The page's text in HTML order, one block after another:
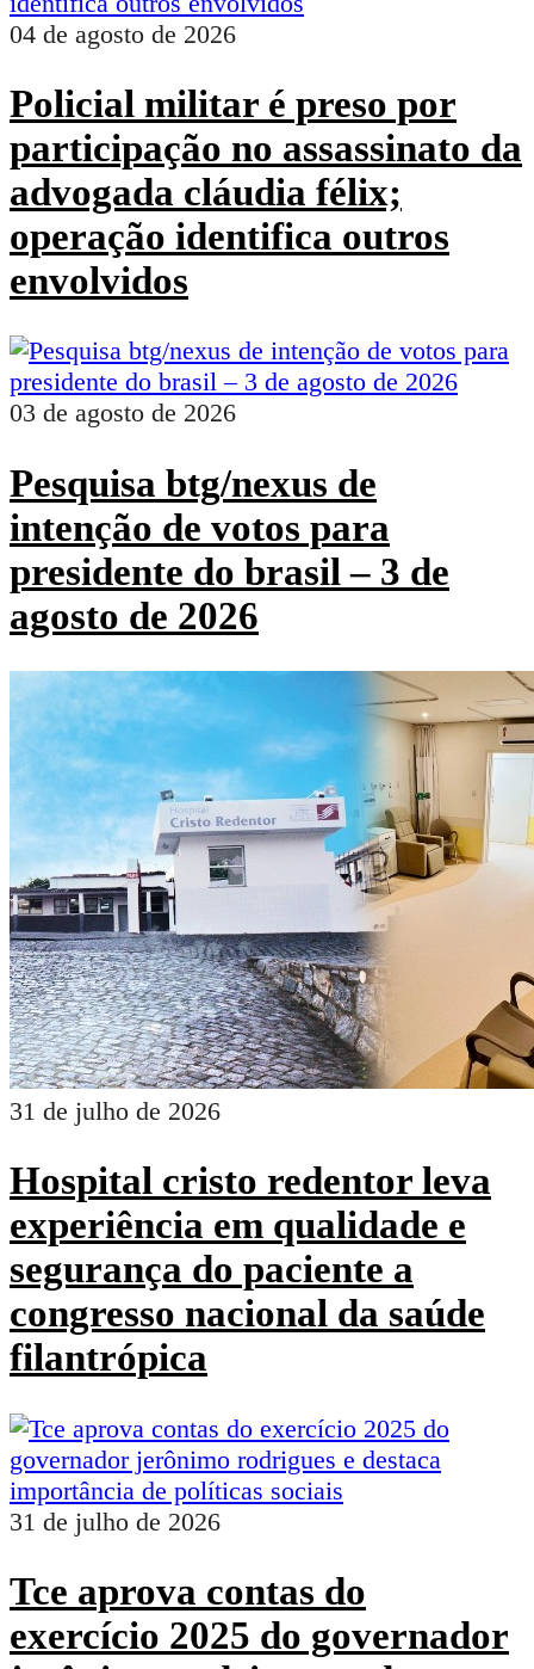
04 de agosto de 2026
Policial militar é preso por
participação no assassinato da
advogada cláudia félix;
operação identifica outros
envolvidos
03 de agosto de 2026
Pesquisa btg/nexus de
intenção de votos para
presidente do brasil – 3 de
agosto de 2026
31 de julho de 2026
Hospital cristo redentor leva
experiência em qualidade e
segurança do paciente a
congresso nacional da saúde
filantrópica
31 de julho de 2026
Tce aprova contas do
exercício 2025 do governador